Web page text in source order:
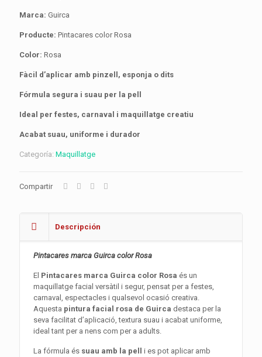
Marca: Guirca
Producte: Pintacares color Rosa
Color: Rosa
Fàcil d’aplicar amb pinzell, esponja o dits
Fórmula segura i suau per la pell
Ideal per festes, carnaval i maquillatge creatiu
Acabat suau, uniforme i durador
Categoría: Maquillatge
Compartir
Descripción
Pintacares marca Guirca color Rosa
El Pintacares marca Guirca color Rosa és un
maquillatge facial versàtil i segur, pensat per a festes,
carnaval, espectacles i qualsevol ocasió creativa.
Aquesta pintura facial rosa de Guirca destaca per la
seva facilitat d’aplicació, textura suau i acabat uniforme,
ideal tant per a nens com per a adults.
La fórmula és suau amb la pell
i es pot aplicar amb